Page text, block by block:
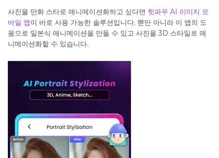
사진을 만화 스타로 애니메이션화하고 싶다면 힛파우 AI 이미지 모
바일 앱이 바로 사용 가능한 솔루션입니다. 뿐만 아니라 이 앱의 도
움으로 일본식 애니메이션을 만들 수 있고 사진을 3D 스타일로 애
니메이션화할 수 있습니다.